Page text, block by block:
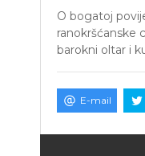
O bogatoj
ranokršćanske
barokni oltar i
E-mail